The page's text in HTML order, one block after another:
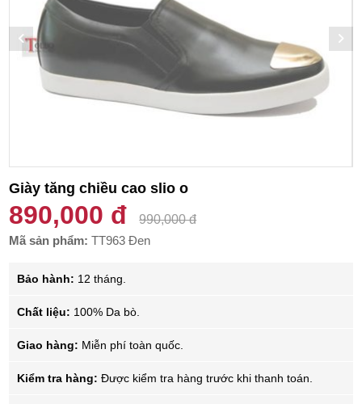
Giày tăng chiều cao slio o
890,000 đ
990,000 đ
Mã sản phẩm:TT963 Đen
Bảo hành: 12 tháng.
Chất liệu: 100% Da bò.
Giao hàng: Miễn phí toàn quốc.
Kiểm tra hàng: Được kiểm tra hàng trước khi thanh toán.